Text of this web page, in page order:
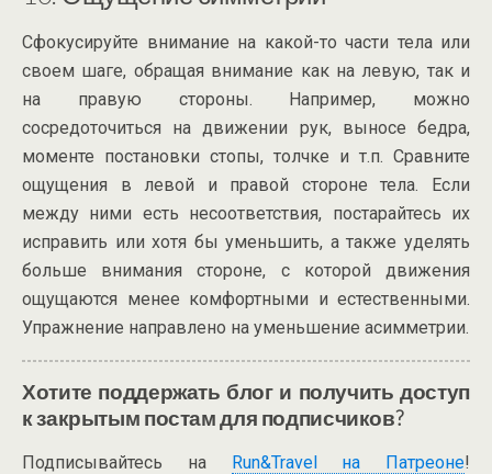
Сфокусируйте внимание на какой-то части тела или
своем шаге, обращая внимание как на левую, так и
на правую стороны. Например, можно
сосредоточиться на движении рук, выносе бедра,
моменте постановки стопы, толчке и т.п. Сравните
ощущения в левой и правой стороне тела. Если
между ними есть несоответствия, постарайтесь их
исправить или хотя бы уменьшить, а также уделять
больше внимания стороне, с которой движения
ощущаются менее комфортными и естественными.
Упражнение направлено на уменьшение асимметрии.
Хотите поддержать блог и получить доступ
к закрытым постам для подписчиков?
Подписывайтесь на Run&Travel на Патреоне!